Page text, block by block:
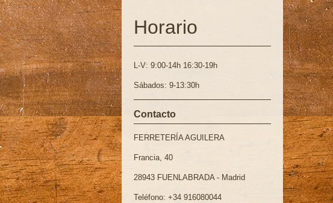
Horario
L-V: 9:00-14h 16:30-19h
Sábados: 9-13:30h
Contacto
FERRETERÍA AGUILERA
Francia, 40
28943 FUENLABRADA - Madrid
Teléfono: +34 916080044